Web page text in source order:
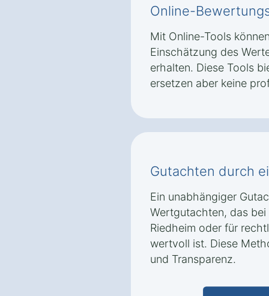
Online-
Mit Online-Tools
Einschätzung des
erhalten. Diese Tools
ersetzen aber keine
Gutachten durch
Ein unabhängiger
Wertgutachten, das
Riedheim oder für
wertvoll ist. Diese
und Transparenz.